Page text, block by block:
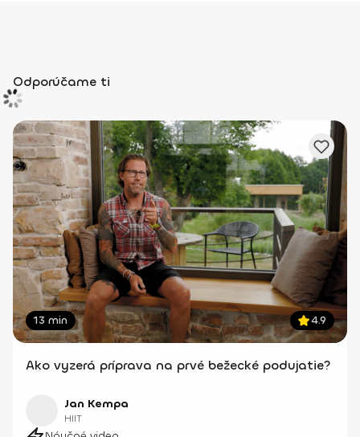
Odporúčame ti
13 min 4.9
Ako vyzerá príprava na prvé bežecké podujatie?
Jan Kempa
HIIT